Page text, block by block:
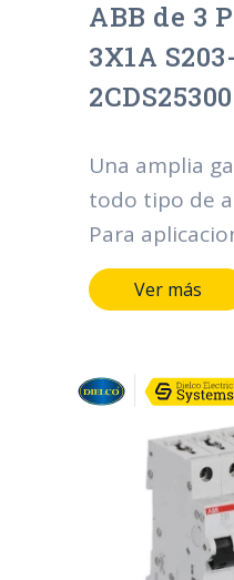
ABB de 3
3X1A
Una amplia
todo tipo de
Para
residenciales,
e industriales,
ofrece
materia de
mando y
instalación.
diseño y las
Ver más